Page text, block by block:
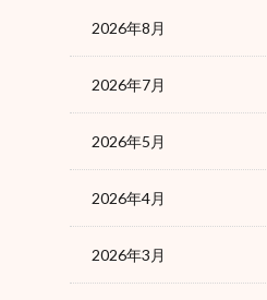
2026年8月
2026年7月
2026年5月
2026年4月
2026年3月